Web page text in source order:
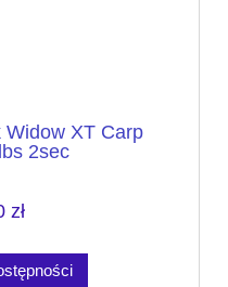
Widow XT Carp
2sec
zł